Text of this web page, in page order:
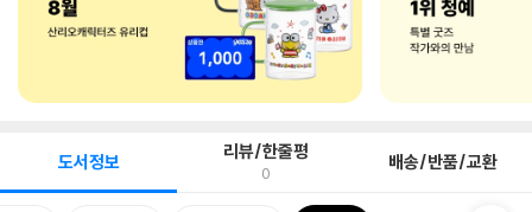
도서정보 리뷰/한줄평
0 배송/반품/교환